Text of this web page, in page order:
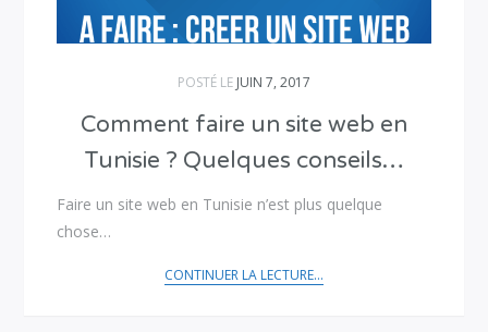
POSTÉ LE JUIN 7, 2017
Comment faire un site web en
Tunisie ? Quelques conseils…
Faire un site web en Tunisie n’est plus quelque
chose…
CONTINUER LA LECTURE...